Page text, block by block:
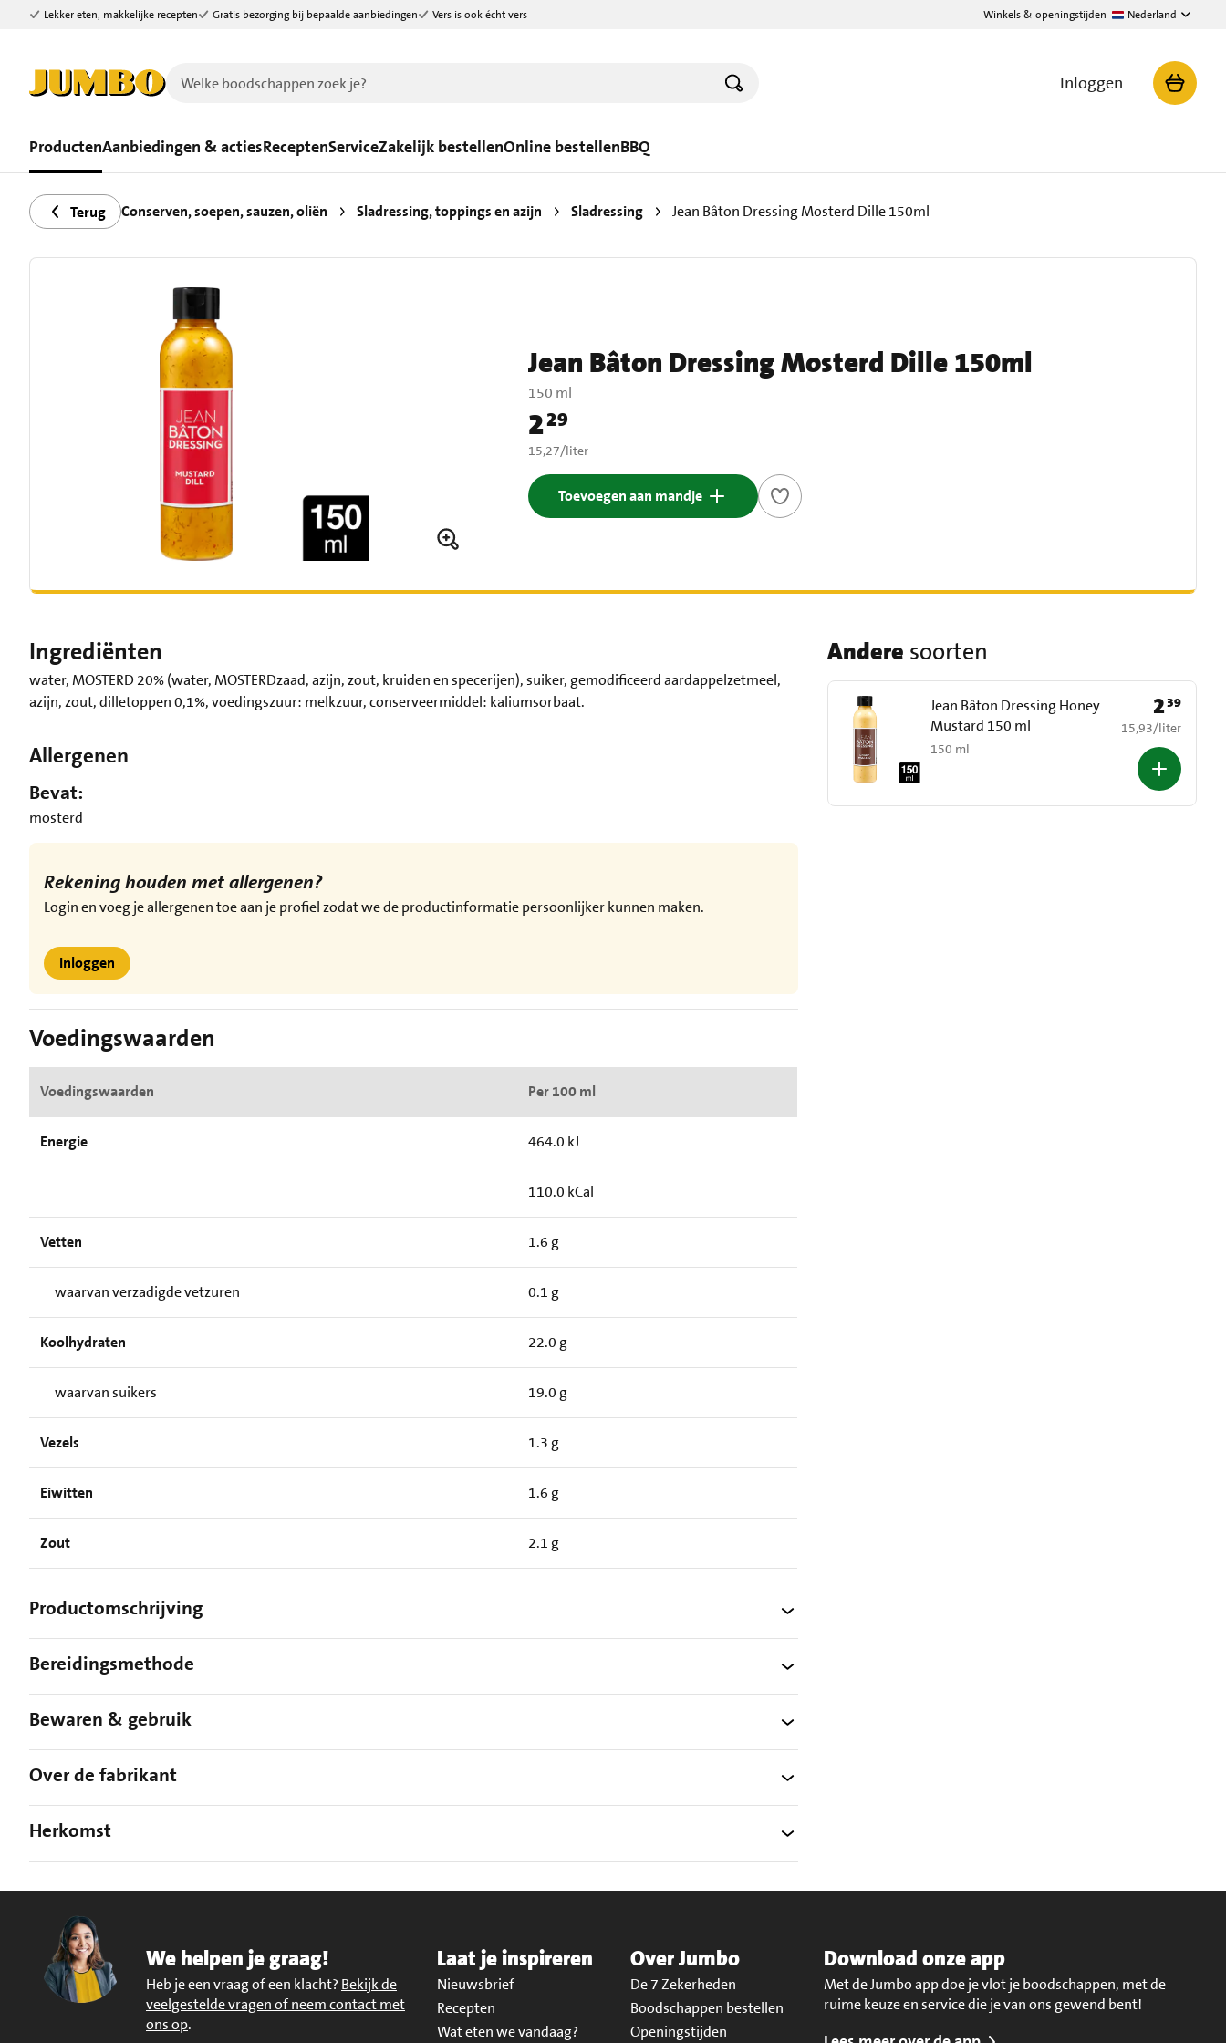
Ga naar zoeken
Ga naar hoofdinhoud
Lekker eten, makkelijke recepten Gratis bezorging bij bepaalde aanbiedingen Vers is ook écht vers Winkels & openingstijden Nederland
Inloggen
ProductenAanbiedingen & actiesReceptenServiceZakelijk bestellenOnline bestellenBBQ
Terug Conserven, soepen, sauzen, oliën Sladressing, toppings en azijn Sladressing Jean Bâton Dressing Mosterd Dille 150ml
Jean Bâton Dressing Mosterd Dille 150ml
150 ml
Prijs: € 2,29
229
€ 15,27 per liter
15,27/liter
Toevoegen aan mandje
Ingrediënten
water, MOSTERD 20% (water, MOSTERDzaad, azijn, zout, kruiden en specerijen), suiker, gemodificeerd aardappelzetmeel,
azijn, zout, dilletoppen 0,1%, voedingszuur: melkzuur, conserveermiddel: kaliumsorbaat.
Allergenen
Bevat:
mosterd
Rekening houden met allergenen?
Login en voeg je allergenen toe aan je profiel zodat we de productinformatie persoonlijker kunnen maken.
Inloggen
Voedingswaarden
Voedingswaarden Per 100 ml
Energie 464.0 kJ
110.0 kCal
Vetten 1.6 g
waarvan verzadigde vetzuren 0.1 g
Koolhydraten 22.0 g
waarvan suikers 19.0 g
Vezels 1.3 g
Eiwitten 1.6 g
Zout 2.1 g
Productomschrijving
Bereidingsmethode
Bewaren & gebruik
Over de fabrikant
Herkomst
Andere soorten
Jean Bâton Dressing Honey
Mustard 150 ml
150 ml
Prijs: € 2,39
239
€ 15,93 per liter
15,93/liter
We helpen je graag!
Heb je een vraag of een klacht? Bekijk de
veelgestelde vragen of neem contact met
ons op.
Laat je inspireren
Nieuwsbrief
Recepten
Wat eten we vandaag?
Over Jumbo
De 7 Zekerheden
Boodschappen bestellen
Openingstijden
Download onze app
Met de Jumbo app doe je vlot je boodschappen, met de
ruime keuze en service die je van ons gewend bent!